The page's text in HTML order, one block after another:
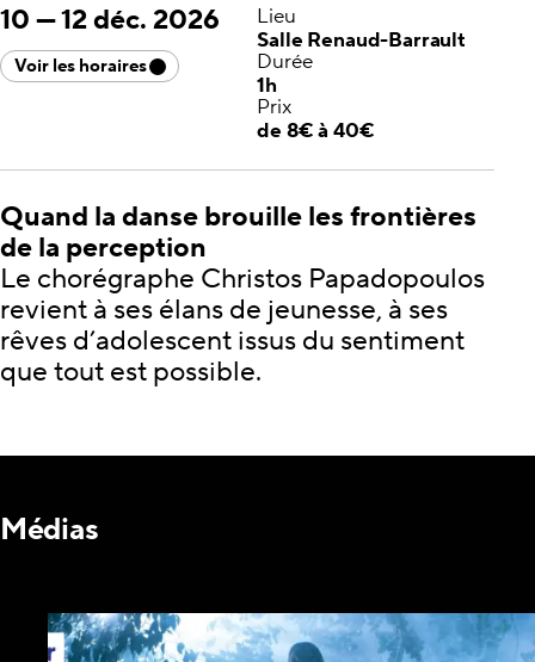
10 —12 déc. 2026
Voir les horaires
Lieu
Salle Renaud-Barrault
Durée
1h
Prix
de 8€ à 40€
Quand la danse brouille les frontières
de la perception
Le chorégraphe Christos Papadopoulos
revient à ses élans de jeunesse, à ses
rêves d’adolescent issus du sentiment
que tout est possible.
Médias